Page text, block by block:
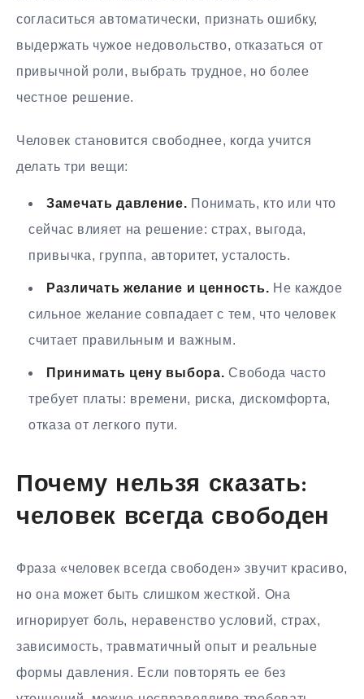
согласиться автоматически, признать ошибку,
выдержать чужое недовольство, отказаться от
привычной роли, выбрать трудное, но более
честное решение.
Человек становится свободнее, когда учится
делать три вещи:
Замечать давление. Понимать, кто или что
сейчас влияет на решение: страх, выгода,
привычка, группа, авторитет, усталость.
Различать желание и ценность. Не каждое
сильное желание совпадает с тем, что человек
считает правильным и важным.
Принимать цену выбора. Свобода часто
требует платы: времени, риска, дискомфорта,
отказа от легкого пути.
Почему нельзя сказать:
человек всегда свободен
Фраза «человек всегда свободен» звучит красиво,
но она может быть слишком жесткой. Она
игнорирует боль, неравенство условий, страх,
зависимость, травматичный опыт и реальные
формы давления. Если повторять ее без